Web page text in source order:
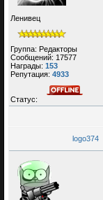
Ленивец
Группа: Редакторы
Сообщений: 17577
Награды: 153
Репутация: 4933
Статус:
logo374